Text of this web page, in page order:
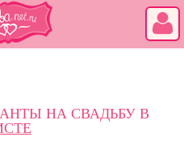
НА СВАДЬБУ В